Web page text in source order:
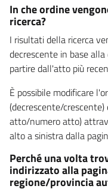
In che ordine
ricerca?
I risultati della ricerca
decrescente in base
partire dall'atto più
È possibile modificare
(decrescente/
atto/numero atto)
alto a sinistra dalla
Perché una volta
indirizzato alla
regione/provincia